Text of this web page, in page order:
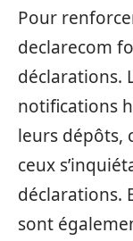
Pour
declarecom
déclarations.
notifications
leurs dépôts,
ceux
déclarations.
sont